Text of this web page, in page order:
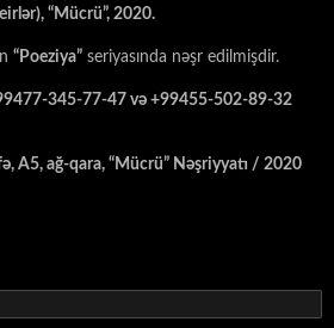
“Mücrü”, 2020.
“Poeziya” seriyasında nəşr edilmişdir.
345-77-47 və +99455-502-89-32
A5, ağ-qara, “Mücrü” Nəşriyyatı / 2020